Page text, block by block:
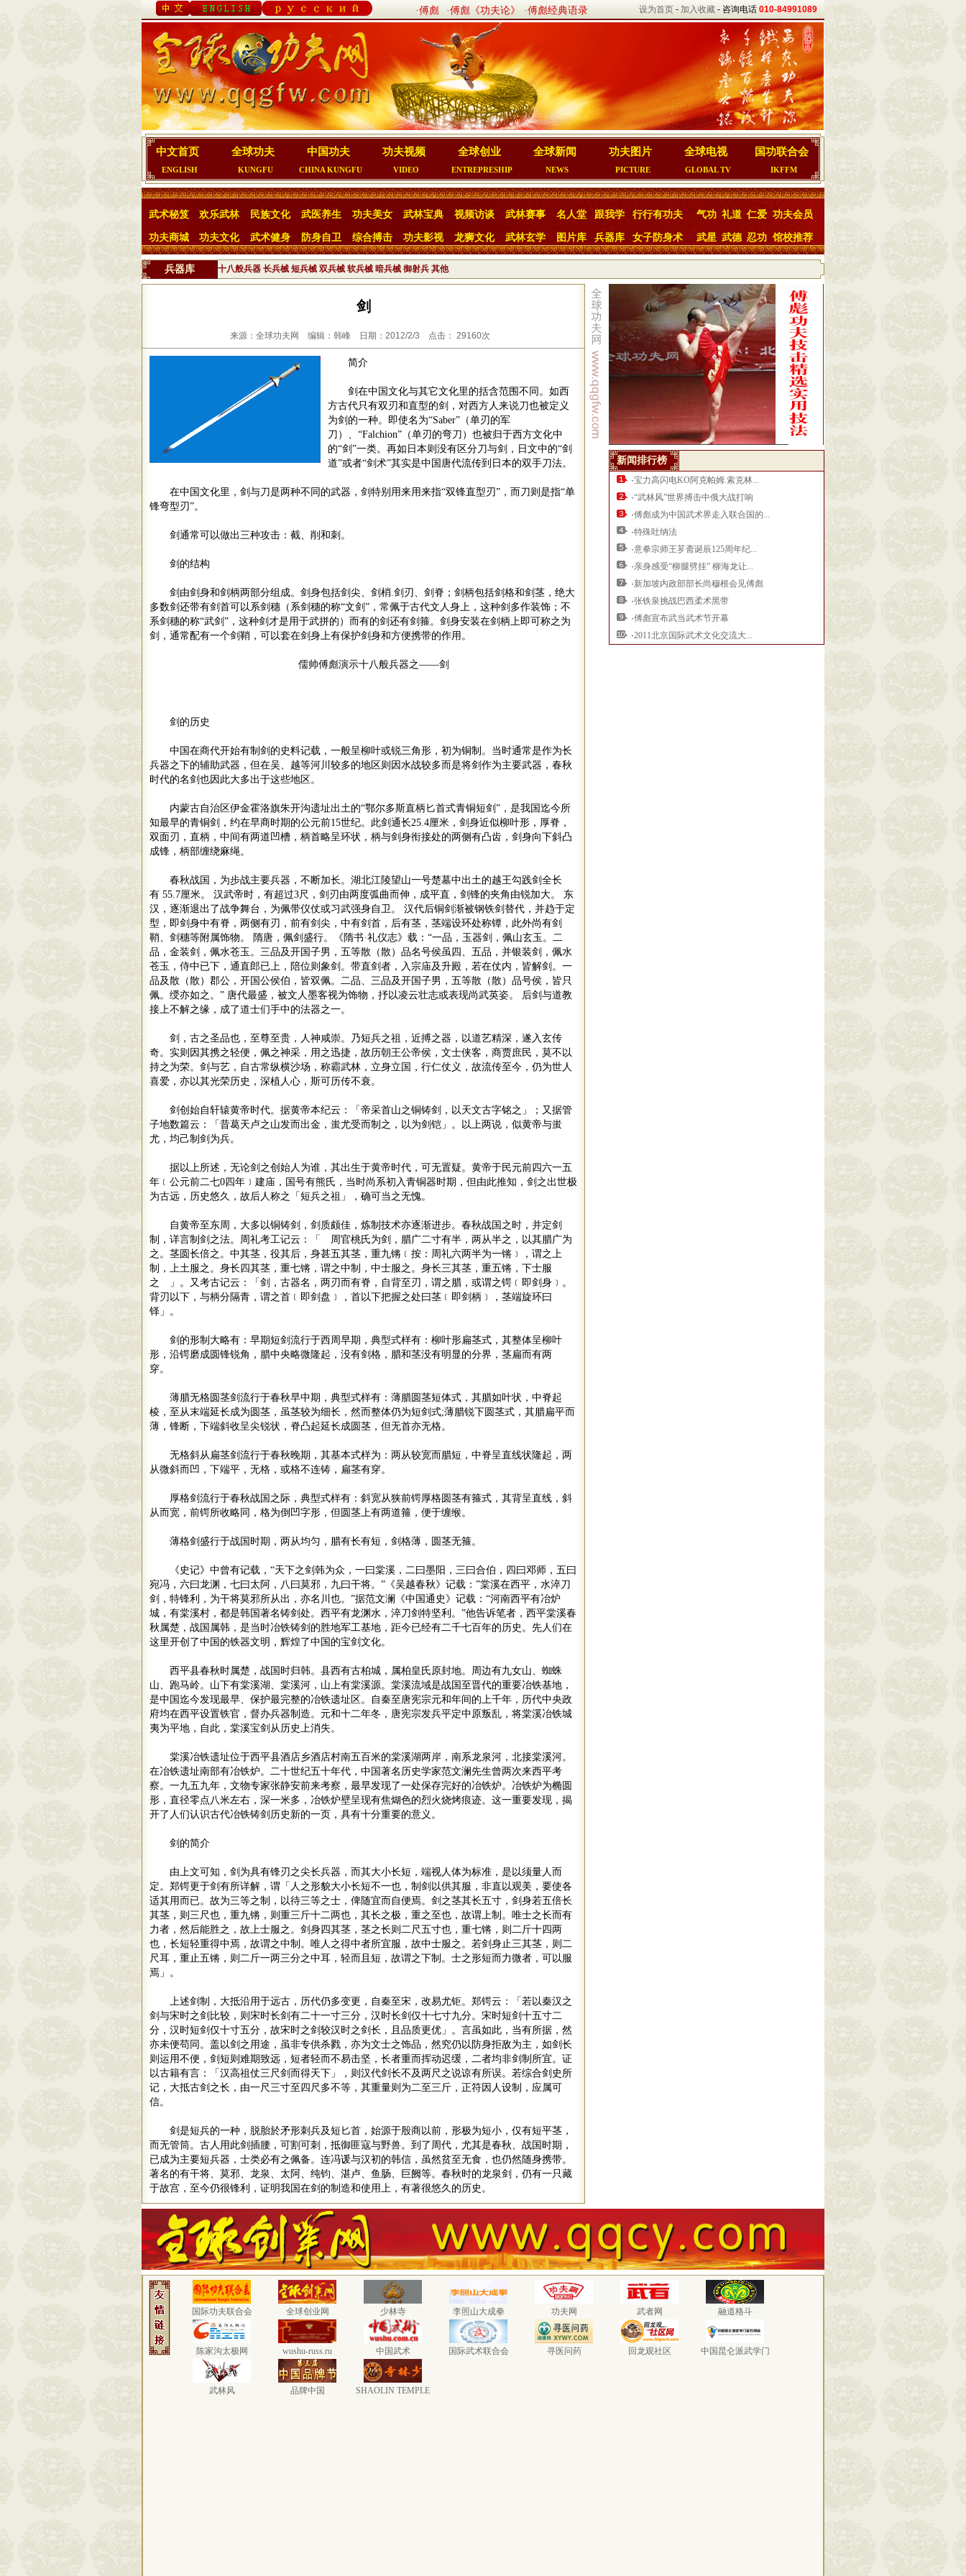
·傅彪 ·傅彪《功夫论》 ·傅彪经典语录 设为首页 - 加入收藏 - 咨询电话 010-84991089
中文首页
ENGLISH
全球功夫
KUNGFU
中国功夫
CHINA KUNGFU
功夫视频
VIDEO
全球创业
ENTREPRESHIP
全球新闻
NEWS
功夫图片
PICTURE
全球电视
GLOBAL TV
国功联合会
IKFFM
武术秘笈 欢乐武林 民族文化 武医养生 功夫美女 武林宝典 视频访谈 武林赛事 名人堂 跟我学 行行有功夫 气功 礼道 仁爱 功夫会员
功夫商城 功夫文化 武术健身 防身自卫 综合搏击 功夫影视 龙狮文化 武林玄学 图片库 兵器库 女子防身术 武星 武德 忍功 馆校推荐
兵器库 十八般兵器 长兵械 短兵械 双兵械 软兵械 暗兵械 御射兵 其他
剑
来源：全球功夫网 编辑：韩峰 日期：2012/2/3 点击： 29160次
简介
剑在中国文化与其它文化里的括含范围不同。如西
方古代只有双刃和直型的剑，对西方人来说刀也被定义
为剑的一种。即使名为“Saber” （单刃的军
刀）、 “Falchion” （单刃的弯刀）也被归于西方文化中
的“剑 ”一类。再如日本则没有区分刀与剑，日文中的“剑
道”或者“剑术”其实是中国唐代流传到日本的双手刀法。
在中国文化里，剑与刀是两种不同的武器，剑特别用来用来指“双锋直型刃 ” ，而刀则是指“单
锋弯型刃 ”。
剑通常可以做出三种攻击：截、削和刺。
剑的结构
剑由剑身和剑柄两部分组成。剑身包括剑尖、剑梢.剑刃、剑脊；剑柄包括剑格和剑茎，绝大
多数剑还带有剑首可以系剑穗（系剑穗的称“文剑 ” ，常佩于古代文人身上，这种剑多作装饰；不
系剑穗的称“武剑 ” ，这种剑才是用于武拼的）而有的剑还有剑箍。剑身安装在剑柄上即可称之为
剑 ， 通常配有一个剑鞘，可以套在剑身上有保护剑身和方便携带的作用。
儒帅傅彪演示十八般兵器之——剑
剑的历史
中国在商代开始有制剑的史料记载，一般呈柳叶或锐三角形，初为铜制。当时通常是作为长
兵器之下的辅助武器，但在吴、越等河川较多的地区则因水战较多而是将剑作为主要武器，春秋
时代的名剑也因此大多出于这些地区。
内蒙古自治区伊金霍洛旗朱开沟遗址出土的“鄂尔多斯直柄匕首式青铜短剑 ” ，是我国迄今所
知最早的青铜剑，约在早商时期的公元前15世纪。此剑通长25.4厘米，剑身近似柳叶形，厚脊，
双面刃，直柄，中间有两道凹槽，柄首略呈环状，柄与剑身衔接处的两侧有凸齿，剑身向下斜凸
成锋，柄部缠绕麻绳。
春秋战国，为步战主要兵器，不断加长。湖北江陵望山一号楚墓中出土的越王勾践剑全长
有 55.7厘米。 汉武帝时，有超过3尺，剑刃由两度弧曲而伸，成平直，剑锋的夹角由锐加大。 东
汉，逐渐退出了战争舞台，为佩带仪仗或习武强身自卫。 汉代后铜剑渐被钢铁剑替代，并趋于定
型，即剑身中有脊，两侧有刃，前有剑尖，中有剑首，后有茎，茎端设环处称镡，此外尚有剑
鞘、剑穗等附属饰物。 隋唐，佩剑盛行。《隋书·礼仪志》载： “一品，玉器剑，佩山玄玉。二
品，金装剑，佩水苍玉。三品及开国子男，五等散（散）品名号侯虽四、五品，并银装剑，佩水
苍玉，侍中已下，通直郎已上，陪位则象剑。带直剑者，入宗庙及升殿，若在仗内，皆解剑。一
品及散（散）郡公，开国公侯伯，皆双佩。二品、三品及开国子男，五等散（散）品号侯，皆只
佩。绶亦如之。 ” 唐代最盛，被文人墨客视为饰物，抒以凌云壮志或表现尚武英姿。 后剑与道教
接上不解之缘，成了道士们手中的法器之一。
剑，古之圣品也，至尊至贵，人神咸崇。乃短兵之祖，近搏之器，以道艺精深，遂入玄传
奇。实则因其携之轻便，佩之神采，用之迅捷，故历朝王公帝侯，文士侠客，商贾庶民，莫不以
持之为荣。剑与艺，自古常纵横沙场，称霸武林，立身立国，行仁仗义，故流传至今，仍为世人
喜爱，亦以其光荣历史，深植人心，斯可历传不衰。
剑创始自轩辕黄帝时代。据黄帝本纪云：「帝采首山之铜铸剑，以天文古字铭之」；又据管
子地数篇云：「昔葛天卢之山发而出金，蚩尤受而制之，以为剑铠」。以上两说，似黄帝与蚩
尤，均己制剑为兵。
据以上所述，无论剑之创始人为谁，其出生于黄帝时代，可无置疑。黄帝于民元前四六一五
年﹝公元前二七0四年﹞建庙，国号有熊氏，当时尚系初入青铜器时期，但由此推知，剑之出世极
为古远，历史悠久，故后人称之「短兵之祖」，确可当之无愧。
自黄帝至东周，大多以铜铸剑，剑质颇佳，炼制技术亦逐渐进步。春秋战国之时，并定剑
制，详言制剑之法。周礼考工记云：「 周官桃氏为剑，腊广二寸有半，两从半之，以其腊广为
之。茎圆长倍之。中其茎，役其后，身甚五其茎，重九锵﹝按：周礼六两半为一锵﹞，谓之上
制，上土服之。身长四其茎，重七锵，谓之中制，中士服之。身长三其茎，重五锵，下士服
之 」。又考古记云：「剑，古器名，两刃而有脊，自背至刃，谓之腊，或谓之锷﹝即剑身﹞。
背刃以下，与柄分隔青，谓之首﹝即剑盘﹞，首以下把握之处曰茎﹝即剑柄﹞，茎端旋环曰
铎」。
剑的形制大略有：早期短剑流行于西周早期，典型式样有：柳叶形扁茎式，其整体呈柳叶
形，沿锷磨成圆锋锐角，腊中央略微隆起，没有剑格，腊和茎没有明显的分界，茎扁而有两
穿。
薄腊无格圆茎剑流行于春秋早中期，典型式样有：薄腊圆茎短体式，其腊如叶状，中脊起
棱，至从末端延长成为圆茎，虽茎较为细长，然而整体仍为短剑式;薄腊锐下圆茎式，其腊扁平而
薄，锋断，下端斜收呈尖锐状，脊凸起延长成圆茎，但无首亦无格。
无格斜从扁茎剑流行于春秋晚期，其基本式样为：两从较宽而腊短，中脊呈直线状隆起，两
从微斜而凹，下端平，无格，或格不连铸，扁茎有穿。
厚格剑流行于春秋战国之际，典型式样有：斜宽从狭前锷厚格圆茎有箍式，其背呈直线，斜
从而宽，前锷所收略同，格为倒凹字形，但圆茎上有两道箍，便于缠缑。
薄格剑盛行于战国时期，两从均匀，腊有长有短，剑格薄，圆茎无箍。
《史记》中曾有记载， “天下之剑韩为众，一曰棠溪，二曰墨阳，三曰合伯，四曰邓师，五曰
宛冯，六曰龙渊，七曰太阿，八曰莫邪，九曰干将。 ” 《吴越春秋》记载： ”棠溪在西平，水淬刀
剑，特锋利，为干将莫邪所从出，亦名川也。 ”据范文澜《中国通史》记载： “河南西平有冶炉
城，有棠溪村，都是韩国著名铸剑处。西平有龙渊水，淬刀剑特坚利。 ”他告诉笔者，西平棠溪春
秋属楚，战国属韩，是当时冶铁铸剑的胜地军工基地，距今已经有二千七百年的历史。先人们在
这里开创了中国的铁器文明，辉煌了中国的宝剑文化。
西平县春秋时属楚，战国时归韩。县西有古柏城，属柏皇氏原封地。周边有九女山、蜘蛛
山、跑马岭。山下有棠溪湖、棠溪河，山上有棠溪源。棠溪流域是战国至晋代的重要冶铁基地，
是中国迄今发现最早、保护最完整的冶铁遗址区。自秦至唐宪宗元和年间的上千年，历代中央政
府均在西平设置铁官，督办兵器制造。元和十二年冬，唐宪宗发兵平定中原叛乱，将棠溪冶铁城
夷为平地，自此，棠溪宝剑从历史上消失。
棠溪冶铁遗址位于西平县酒店乡酒店村南五百米的棠溪湖两岸，南系龙泉河，北接棠溪河。
在冶铁遗址南部有冶铁炉。二十世纪五十年代，中国著名历史学家范文澜先生曾两次来西平考
察。一九五九年，文物专家张静安前来考察，最早发现了一处保存完好的冶铁炉。冶铁炉为椭圆
形，直径零点八米左右，深一米多，冶铁炉壁呈现有焦煳色的烈火烧烤痕迹。这一重要发现，揭
开了人们认识古代冶铁铸剑历史新的一页，具有十分重要的意义。
剑的简介
由上文可知，剑为具有锋刃之尖长兵器，而其大小长短，端视人体为标准，是以须量人而
定。郑锷更于剑有所详解，谓「人之形貌大小长短不一也，制剑以供其服，非直以观美，要使各
适其用而已。故为三等之制，以待三等之士，俾随宜而自便焉。剑之茎其长五寸，剑身若五倍长
其茎，则三尺也，重九锵，则重三斤十二两也，其长之极，重之至也，故谓上制。唯士之长而有
力者，然后能胜之，故上士服之。剑身四其茎，茎之长则二尺五寸也，重七锵，则二斤十四两
也，长短轻重得中焉，故谓之中制。唯人之得中者所宜服，故中士服之。若剑身止三其茎，则二
尺耳，重止五锵，则二斤一两三分之中耳，轻而且短，故谓之下制。士之形短而力微者，可以服
焉」。
上述剑制，大抵沿用于远古，历代仍多变更，自秦至宋，改易尤钜。郑锷云：「若以秦汉之
剑与宋时之剑比较，则宋时长剑有二十一寸三分，汉时长剑仅十七寸九分。宋时短剑十五寸二
分，汉时短剑仅十寸五分，故宋时之剑较汉时之剑长，且品质更优」。言虽如此，当有所据，然
亦未便苟同。盖以剑之用途，虽非专供杀戮，亦为文士之饰品，然究仍以防身拒敌为主，如剑长
则运用不便，剑短则难期致远，短者轻而不易击坚，长者重而挥动迟缓，二者均非剑制所宜。证
以古籍有言：「汉高祖仗三尺剑而得天下」，则汉代剑长不及两尺之说谅有所误。若综合剑史所
记，大抵古剑之长，由一尺三寸至四尺多不等，其重量则为二至三斤，正符因人设制，应属可
信。
剑是短兵的一种，脱胎於矛形刺兵及短匕首，始源于殷商以前，形极为短小，仅有短平茎，
而无管筒。古人用此剑插腰，可割可刺，抵御匪寇与野兽。到了周代，尤其是春秋、战国时期，
已成为主要短兵器，士类必有之佩备。连冯谖与汉初的韩信，虽然贫至无食，也仍然随身携带。
著名的有干将、莫邪、龙泉、太阿、纯钧、湛卢、鱼肠、巨阙等。春秋时的龙泉剑，仍有一只藏
于故宫，至今仍很锋利，证明我国在剑的制造和使用上，有著很悠久的历史。
新闻排行榜
·宝力高闪电KO阿克帕姆.索克林...
·“武林风”世界搏击中俄大战打响
·傅彪成为中国武术界走入联合国的...
·特殊吐纳法
·意拳宗师王芗斋诞辰125周年纪...
·亲身感受“柳腿劈挂” 柳海龙让...
·新加坡内政部部长尚穆根会见傅彪
·张铁泉挑战巴西柔术黑带
·傅彪宣布武当武术节开幕
·2011北京国际武术文化交流大...
国际功夫联合会 全球创业网 少林寺 李照山大成拳 功夫网 武者网 融道格斗
陈家沟太极网 wushu-russ.ru 中国武术 国际武术联合会 寻医问药 回龙观社区 中国昆仑派武学门
武林风 品牌中国 SHAOLIN TEMPLE